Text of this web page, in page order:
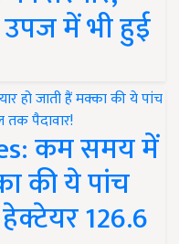
में भी हुई
कम समय में
की ये पांच
126.6